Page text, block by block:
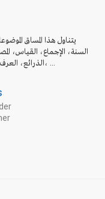
يتناول هذا المساق
السنة، الإجماع، القياس،
الذرائع، العرف، الاستصحاب، فعل الصحابي، ...